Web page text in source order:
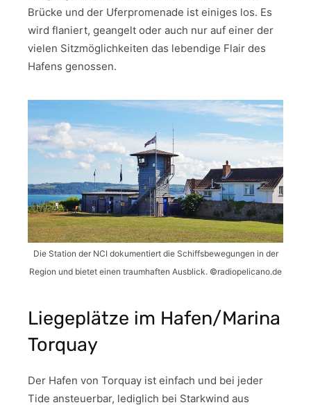
Brücke und der Uferpromenade ist einiges los. Es
wird flaniert, geangelt oder auch nur auf einer der
vielen Sitzmöglichkeiten das lebendige Flair des
Hafens genossen.
Die Station der NCI dokumentiert die Schiffsbewegungen in der
Region und bietet einen traumhaften Ausblick. ©radiopelicano.de
Liegeplätze im Hafen/Marina
Torquay
Der Hafen von Torquay ist einfach und bei jeder
Tide ansteuerbar, lediglich bei Starkwind aus